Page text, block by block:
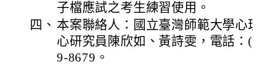
子檔應試之考生練習使用。
四、 本案聯絡人：國立臺灣師範大學心
心研究員陳欣如、黃詩雯，電話：
9-8679。